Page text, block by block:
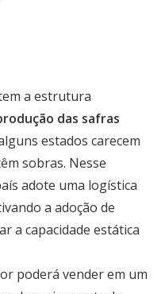
a estrutura
das safras
estados carecem
sobras. Nesse
adote uma logística
a adoção de
a capacidade estática
poderá vender em um